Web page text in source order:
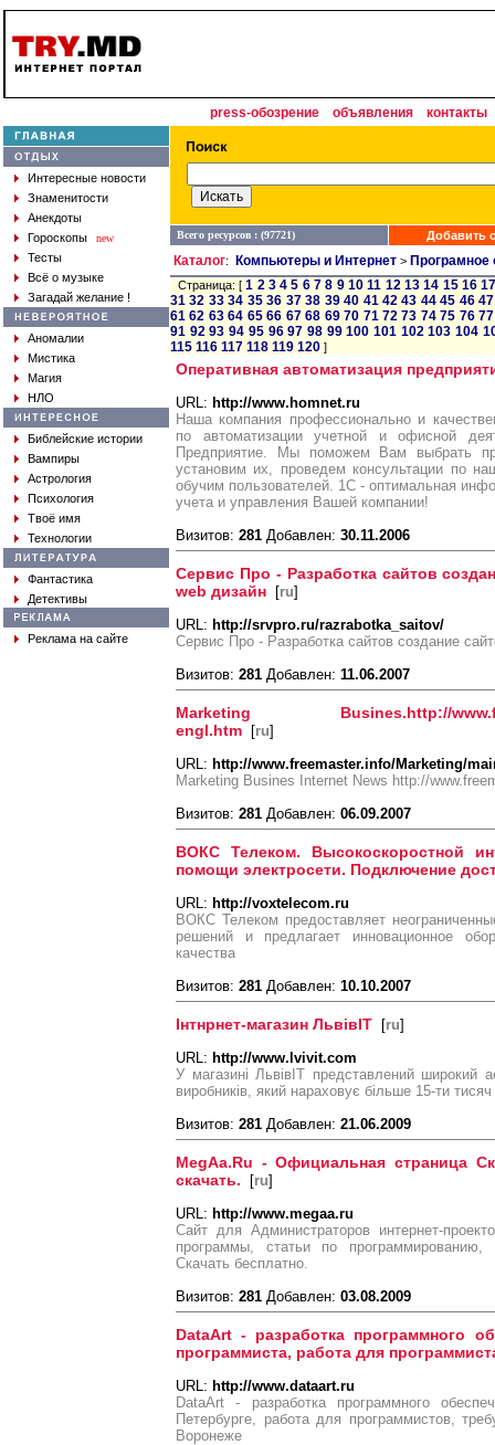
press-обозрение объявления контакты
Интересные новости
Знаменитости
Анекдоты
Гороскопы
new
Тесты
Всё о музыке
Загадай желание !
Аномалии
Мистика
Магия
НЛО
Библейские истории
Вампиры
Астрология
Психология
Твоё имя
Технологии
Фантастика
Детективы
Реклама на сайте
Всего ресурсов : (97721) Добавить
Каталог: Компьютеры и Интернет > Програмное
Страница: [1 2 3 4 5 6 7 8 9 10 11 12 13 14 15 16
31 32 33 34 35 36 37 38 39 40 41 42 43 44 45 46 47
61 62 63 64 65 66 67 68 69 70 71 72 73 74 75 76 77
91 92 93 94 95 96 97 98 99 100 101 102 103 104
115 116 117 118 119 120 ]
Оперативная автоматизация
URL: http://www.homnet.ru
Наша компания профессионально и
по автоматизации учетной и офисной
Предприятие. Мы поможем Вам выбрать
установим их, проведем консультации по
обучим пользователей. 1С - оптимальная
учета и управления Вашей компании!
Визитов: 281 Добавлен: 30.11.2006
Сервис Про - Разработка сайтов
web дизайн [ru]
URL: http://srvpro.ru/razrabotka_saitov/
Сервис Про - Разработка сайтов создание
Визитов: 281 Добавлен: 11.06.2007
Marketing Busines.http://
engl.htm [ru]
URL: http://www.freemaster.info/Marketing/
Marketing Busines Internet News http://
Визитов: 281 Добавлен: 06.09.2007
ВОКС Телеком. Высокоскоростной
помощи электросети. Подключение
URL: http://voxtelecom.ru
ВОКС Телеком предоставляет
решений и предлагает инновационное
качества
Визитов: 281 Добавлен: 10.10.2007
Інтнрнет-магазин ЛьвівІТ [ru]
URL: http://www.lvivit.com
У магазині ЛьвівІТ представлений широкий
виробників, який нараховує більше 15-ти
Визитов: 281 Добавлен: 21.06.2009
MegAa.Ru - Официальная страница
скачать. [ru]
URL: http://www.megaa.ru
Сайт для Администраторов интернет-
программы, статьи по
Скачать бесплатно.
Визитов: 281 Добавлен: 03.08.2009
DataArt - разработка программного
программиста, работа для
URL: http://www.dataart.ru
DataArt - разработка программного
Петербурге, работа для программистов,
Воронеже